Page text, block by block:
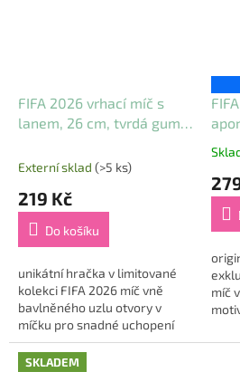
FIFA 2026 vrhací míč s
lanem, 26 cm, tvrdá guma,
LIMITOVANÁ NABÍDKA
Externí sklad (>5 ks)
219 Kč
Do košíku
unikátní hračka v limitované
kolekci FIFA 2026 míč vně
bavlněného uzlu otvory v
míčku pro snadné uchopení
pevné lano k pohodlnému
házení i přenášení
5,0
5
míč v
SKLADEM